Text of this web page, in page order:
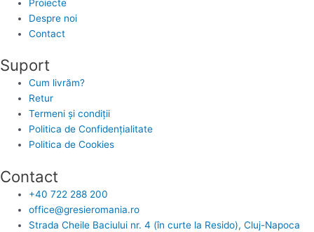
Proiecte
Despre noi
Contact
Suport
Cum livrăm?
Retur
Termeni și condiții
Politica de Confidențialitate
Politica de Cookies
Contact
+40 722 288 200
office@gresieromania.ro
Strada Cheile Baciului nr. 4 (în curte la Resido), Cluj-Napoca